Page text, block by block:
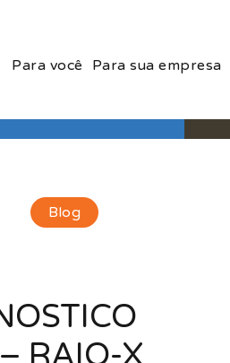
Para você Para sua empresa
Blog